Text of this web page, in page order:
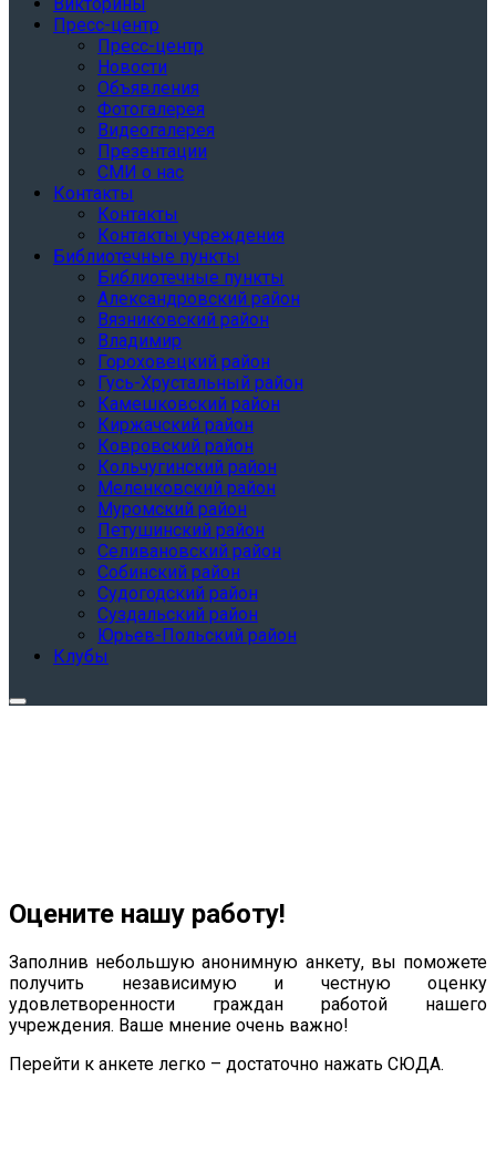
Викторины
Пресс-центр
Пресс-центр
Новости
Объявления
Фотогалерея
Видеогалерея
Презентации
СМИ о нас
Контакты
Контакты
Контакты учреждения
Библиотечные пункты
Библиотечные пункты
Александровский район
Вязниковский район
Владимир
Гороховецкий район
Гусь-Хрустальный район
Камешковский район
Киржачский район
Ковровский район
Кольчугинский район
Меленковский район
Муромский район
Петушинский район
Селивановский район
Собинский район
Судогодский район
Суздальский район
Юрьев-Польский район
Клубы
Оцените нашу работу!
Заполнив небольшую анонимную анкету, вы поможете
получить независимую и честную оценку
удовлетворенности граждан работой нашего
учреждения. Ваше мнение очень важно!
Перейти к анкете легко – достаточно нажать СЮДА.